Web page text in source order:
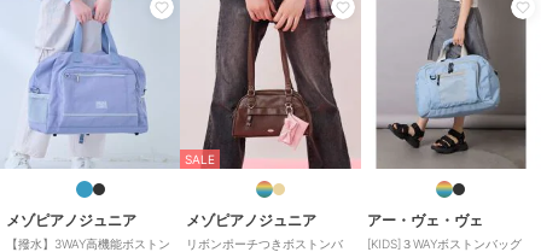
メゾピアノジュニア
【撥水】3WAY高機能ボストン
SALE
メゾピアノジュニア
リボンポーチつきボストンバ
アー・ヴェ・ヴェ
[KIDS]３WAYボストンバッグ